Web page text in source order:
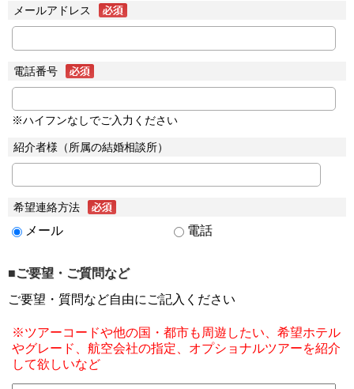
メールアドレス
電話番号
※ハイフンなしでご入力ください
紹介者様（所属の結婚相談所）
希望連絡方法
メール 電話
■ご要望・ご質問など
ご要望・質問など自由にご記入ください
※ツアーコードや他の国・都市も周遊したい、希望ホテル
やグレード、航空会社の指定、オプショナルツアーを紹介
して欲しいなど